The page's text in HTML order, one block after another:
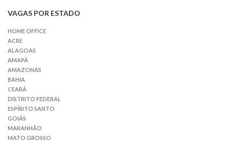
VAGAS POR ESTADO
HOME OFFICE
ACRE
ALAGOAS
AMAPÁ
AMAZONAS
BAHIA
CEARÁ
DISTRITO FEDERAL
ESPÍRITO SANTO
GOIÁS
MARANHÃO
MATO GROSSO